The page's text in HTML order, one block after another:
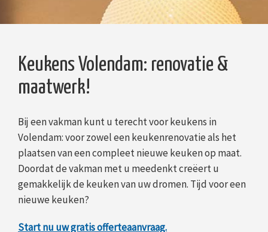
Keukens Volendam: renovatie &
maatwerk!
Bij een vakman kunt u terecht voor keukens in
Volendam: voor zowel een keukenrenovatie als het
plaatsen van een compleet nieuwe keuken op maat.
Doordat de vakman met u meedenkt creëert u
gemakkelijk de keuken van uw dromen. Tijd voor een
nieuwe keuken?
Start nu uw gratis offerteaanvraag.